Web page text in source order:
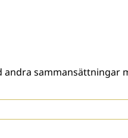
andra sammansättningar